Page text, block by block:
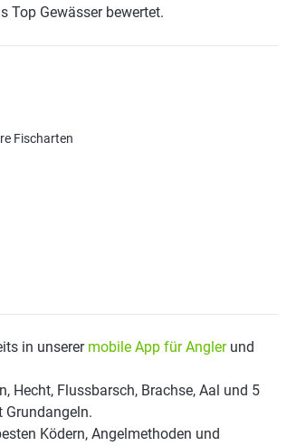
Top Gewässer bewertet.
Fischarten
in unserer mobile App für Anglerund
Hecht, Flussbarsch, Brachse, Aal und 5
Grundangeln.
Ködern, Angelmethoden und